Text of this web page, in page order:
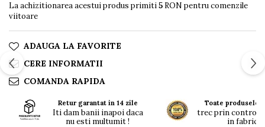
La achizitionarea acestui produs primiti5 RON pentru comenzile
viitoare
ADAUGA LA FAVORITE
CERE INFORMATII
COMANDA RAPIDA
Retur garantat in 14 zile
Iti dam banii inapoi daca
nu esti multumit !
Toate produsele
trec prin
in fabrici !